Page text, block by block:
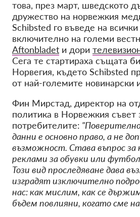
това, през март, шведското
дружество на норвежкия
Schibsted го въведе на
включително на големи
Aftonbladet и дори
Сега те стартираха същата
Норвегия, където Schibsted
от най-големите новинарски
Фин Мирстад, директор на
политика в Норвежкия съвет
потребителите:
данни е основно право, а не
възможност. Става въпрос за
реклами за обувки или
Този вид проследяване дава
изградят изключително
нас: как мислим, как се
бъдем повлияни, когато сме